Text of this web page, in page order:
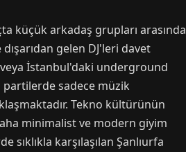
küçük arkadaş grupları arasında
gelen DJ'leri davet
İstanbul'daki underground
partilerde sadece müzik
Tekno kültürünün
minimalist ve modern giyim
karşılaşılan Şanlıurfa